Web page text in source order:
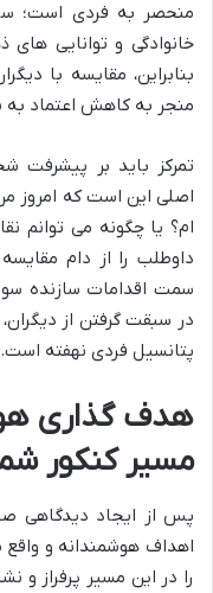
منحصر به فردی است؛
خانوادگی و توانایی
بنابراین، مقایسه با
منجر به کاهش اعتماد
تمرکز باید بر پیشرفت
اصلی این است که امروز
ام؟ یا چگونه می توانم
داوطلب را از دام
سمت اقدامات سازنده
در سبقت گرفتن از
پتانسیل فردی نهفته است.
هدف گذاری
مسیر کنکور
پس از ایجاد دیدگاهی
اهداف هوشمندانه و
را در این مسیر پرفراز